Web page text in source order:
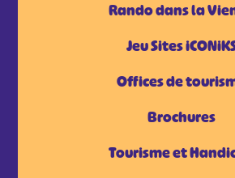
Rando dans la
Jeu Sites
Offices de
Brochures
Tourisme et